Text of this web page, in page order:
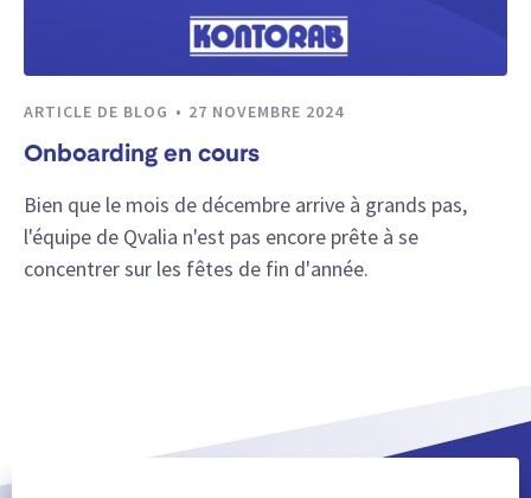
ARTICLE DE BLOG 27 NOVEMBRE 2024
Onboarding en cours
Bien que le mois de décembre arrive à grands pas,
l'équipe de Qvalia n'est pas encore prête à se
concentrer sur les fêtes de fin d'année.